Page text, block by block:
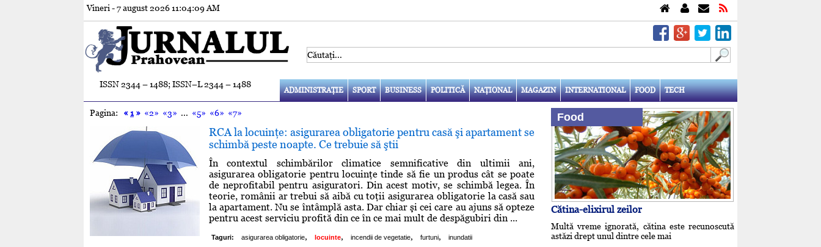
Vineri - 7 august 202611:04:10 AM
ISSN 2344 – 1488; ISSN–L 2344 – 1488
ADMINISTRAŢIE SPORT BUSINESS POLITICĂ NAŢIONAL MAGAZIN INTERNATIONAL FOOD TECH
Pagina: «1 » «2» «3» ... «5» «6» «7»
RCA la locuinţe: asigurarea obligatorie pentru casă şi apartament se
schimbă peste noapte. Ce trebuie să ştii
În contextul schimbărilor climatice semnificative din ultimii ani,
asigurarea obligatorie pentru locuinţe tinde să fie un produs cât se poate
de neprofitabil pentru asiguratori. Din acest motiv, se schimbă legea. În
teorie, românii ar trebui să aibă cu toţii asigurarea obligatorie la casă sau
la apartament. Nu se întâmplă asta. Dar chiar şi cei care au ajuns să opteze
pentru acest serviciu profită din ce în ce mai mult de despăgubiri din ...
Taguri: asigurarea obligatorie, locuinte, incendii de vegetatie, furtuni, inundatii
Food
Cătina-elixirul zeilor
Multă vreme ignorată, cătina este recunoscută
astăzi drept unul dintre cele mai